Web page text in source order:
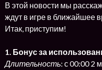
В этой новости мы
ждут в игре в ближайшее
Итак, приступим!
1. Бонус за
Длительность: с 00:00 2